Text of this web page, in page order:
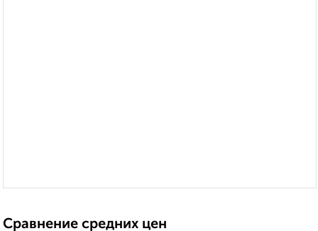
Сравнение средних цен